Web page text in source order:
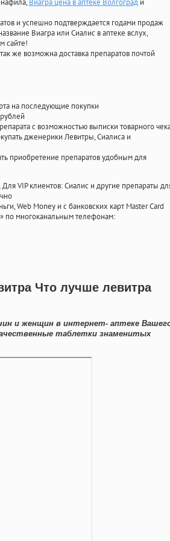
, Виагра цена в аптеке Волгоград и
и успешно подтверждается годами продаж
Виагра или Сиалис в аптеке вслух,
сайте!
же возможна доставка препаратов почтой
на последующие покупки
с возможностью выписки товарного
дженерики Левитры, Сиалиса и
приобретение препаратов удобным для
VIP клиентов: Сиалис и другие препараты
Web Money и с банковских карт Master Card
» по многоканальным телефонам:
Что лучше левитра
и женщин в интернет- аптеке
таблетки знаменитых